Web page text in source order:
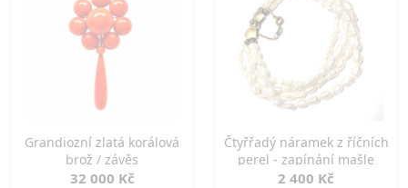
Grandiozní zlatá korálová
brož / závěs
32 000 Kč
Čtyřřadý náramek z říčních
perel - zapínání mašle
2 400 Kč